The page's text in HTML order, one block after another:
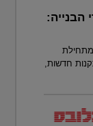
ו–29 הרוגים • תקנות חדשות,